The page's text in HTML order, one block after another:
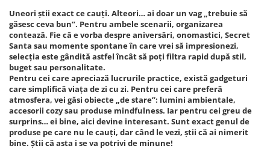
Uneori știi exact ce cauți. Alteori… ai doar un vag „trebuie să
găsesc ceva bun”. Pentru ambele scenarii, organizarea
contează. Fie că e vorba despre aniversări, onomastici, Secret
Santa sau momente spontane în care vrei să impresionezi,
selecția este gândită astfel încât să poți filtra rapid după stil,
buget sau personalitate.
Pentru cei care apreciază lucrurile practice, există gadgeturi
care simplifică viața de zi cu zi. Pentru cei care preferă
atmosfera, vei găsi obiecte „de stare”: lumini ambientale,
accesorii cozy sau produse mindfulness. Iar pentru cei greu de
surprins… ei bine, aici devine interesant. Sunt exact genul de
produse pe care nu le cauți, dar când le vezi, știi că ai nimerit
bine. Știi că asta i se va potrivi de minune!